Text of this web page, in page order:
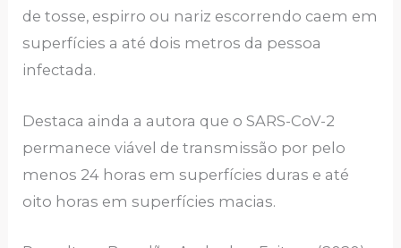
de tosse, espirro ou nariz escorrendo caem em
superfícies a até dois metros da pessoa
infectada.
Destaca ainda a autora que o SARS-CoV-2
permanece viável de transmissão por pelo
menos 24 horas em superfícies duras e até
oito horas em superfícies macias.